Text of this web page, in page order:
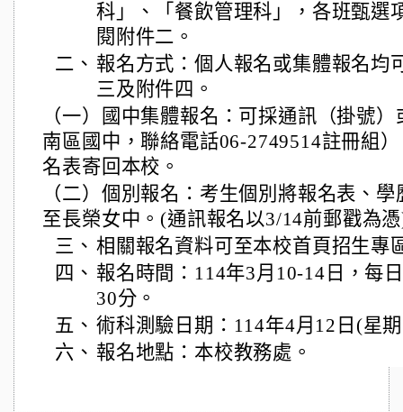
科」、「餐飲管理科」，各班甄選
閱附件二。
二、 報名方式：個人報名或集體報名均
三及附件四。
（一）國中集體報名：可採通訊（掛號
南區國中，聯絡電話06-2749514註冊組
名表寄回本校。
（二）個別報名：考生個別將報名表、
至長榮女中。(通訊報名以3/14前郵戳為
三、 相關報名資料可至本校首頁招生專
四、 報名時間：114年3月10-14日，每
30分。
五、 術科測驗日期：114年4月12日(星
六、 報名地點：本校教務處。